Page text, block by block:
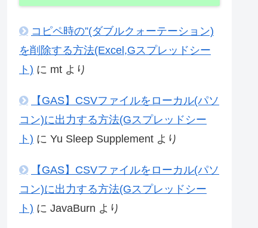
コピペ時の”(ダブルクォーテーション)
を削除する方法(Excel,Gスプレッドシー
ト) に mt より
【GAS】CSVファイルをローカル(パソ
コン)に出力する方法(Gスプレッドシー
ト) に Yu Sleep Supplement より
【GAS】CSVファイルをローカル(パソ
コン)に出力する方法(Gスプレッドシー
ト) に JavaBurn より